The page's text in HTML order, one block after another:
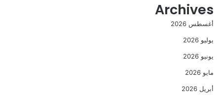
Archives
أغسطس 2026
يوليو 2026
يونيو 2026
مايو 2026
أبريل 2026